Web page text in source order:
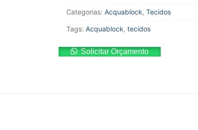
Categorias: Acquablock, Tecidos
Tags: Acquablock, tecidos
Solicitar Orçamento